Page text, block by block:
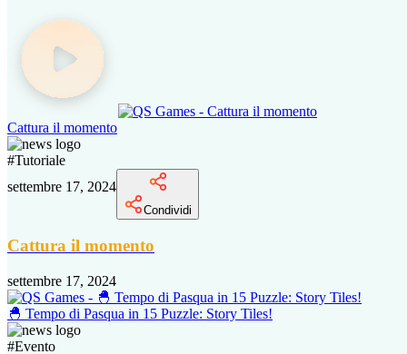
Cattura il momento
#Tutoriale
settembre 17, 2024
Condividi
Cattura il momento
settembre 17, 2024
🐣 Tempo di Pasqua in 15 Puzzle: Story Tiles!
#Evento